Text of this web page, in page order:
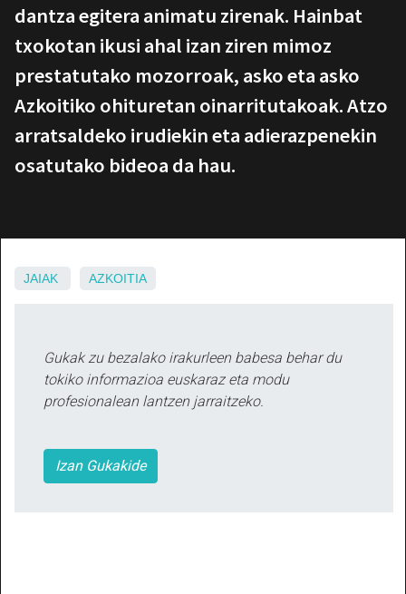
dantza egitera animatu zirenak. Hainbat
txokotan ikusi ahal izan ziren mimoz
prestatutako mozorroak, asko eta asko
Azkoitiko ohituretan oinarritutakoak. Atzo
arratsaldeko irudiekin eta adierazpenekin
osatutako bideoa da hau.
JAIAK AZKOITIA
Gukak zu bezalako irakurleen babesa behar du
tokiko informazioa euskaraz eta modu
profesionalean lantzen jarraitzeko.
Izan Gukakide